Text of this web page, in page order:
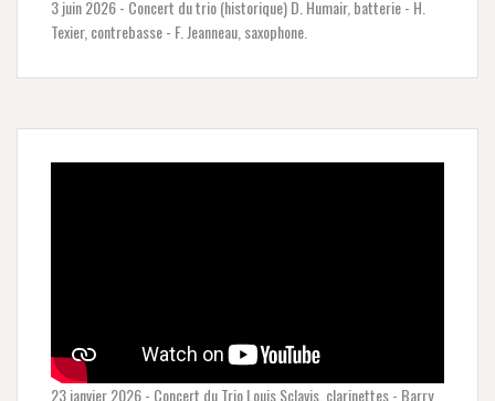
3 juin 2026 - Concert du trio (historique) D. Humair, batterie - H.
Texier, contrebasse - F. Jeanneau, saxophone.
23 janvier 2026 - Concert du Trio Louis Sclavis, clarinettes - Barry